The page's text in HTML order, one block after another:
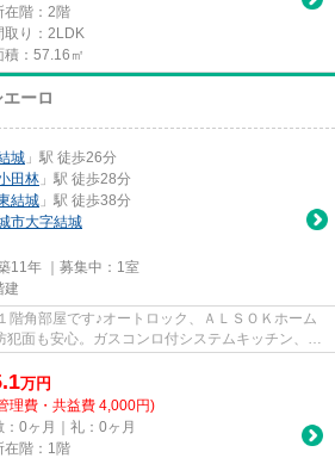
在階：2階
取り：2LDK
積：57.16㎡
ーロ
城 」駅 徒歩26分
田林 」駅 徒歩28分
結城 」駅 徒歩38分
市大字結城
11年 ｜募集中： 1室
建
角部屋です♪オートロック、ＡＬＳＯＫホーム
犯面も安心。ガスコンロ付システムキッチン、追
万円
理費・共益費 4,000円)
：0ヶ月｜礼：0ヶ月
在階：1階